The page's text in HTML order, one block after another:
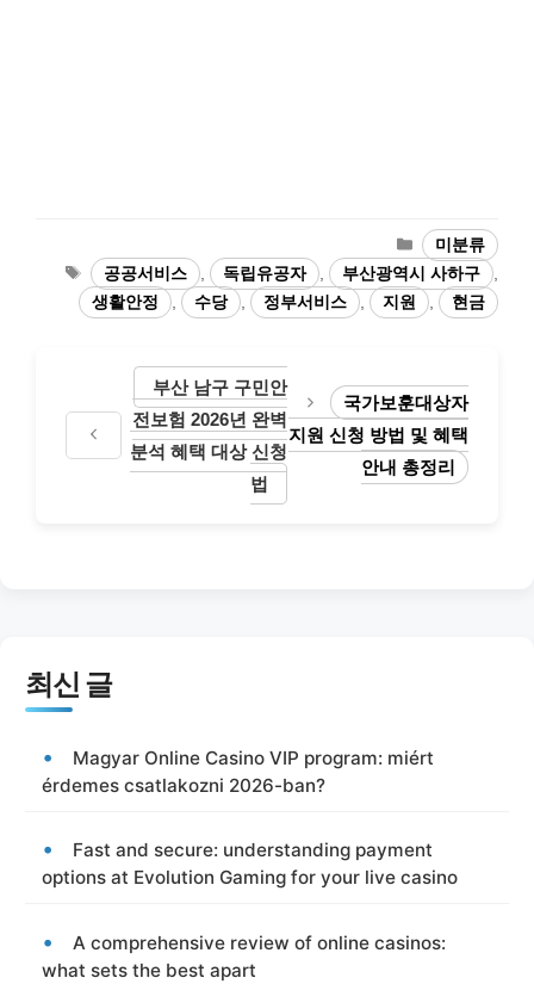
카
테
고
리
미분류
태
그
공공서비스 독립유공자 부산광역시 사하구
생활안정
수당 정부서비스 지원 현금
부산 남구 구민안
전보험 2026년 완벽
분석 혜택 대상 신청
법
국가보훈대상자
지원 신청 방법 및 혜택
안내 총정리
최신 글
Magyar Online Casino VIP program: miért
érdemes csatlakozni 2026-ban?
Fast and secure: understanding payment
options at Evolution Gaming for your live casino
A comprehensive review of online casinos:
what sets the best apart